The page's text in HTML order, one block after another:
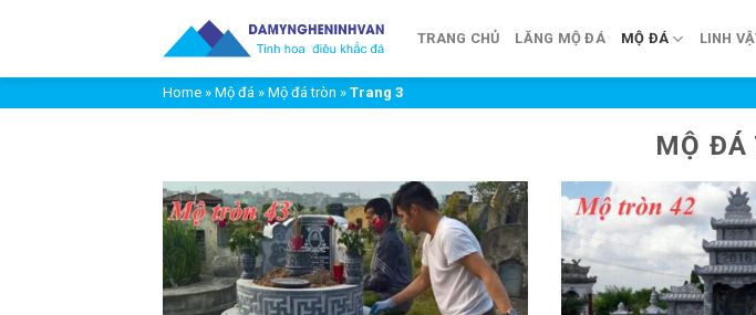
TRANG CHỦ LĂNG MỘ ĐÁ MỘ ĐÁ LINH
Home » Mộ đá » Mộ đá tròn » Trang 3
MỘ ĐÁ